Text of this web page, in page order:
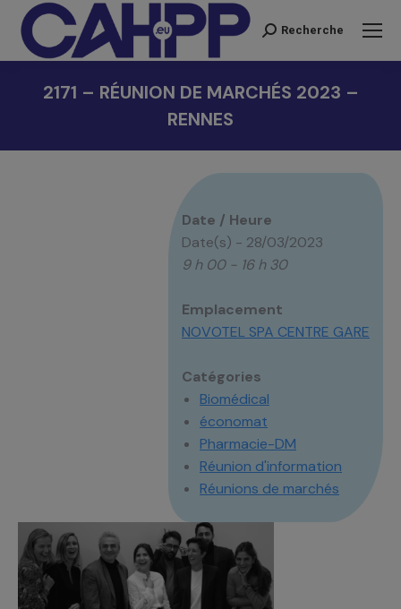
Recherche
Recherche
2171 – RÉUNION DE MARCHÉS 2023 –
RENNES
Date / Heure
Date(s) - 28/03/2023
9 h 00 - 16 h 30
Emplacement
NOVOTEL SPA CENTRE GARE
Catégories
Biomédical
économat
Pharmacie-DM
Réunion d'information
Réunions de marchés